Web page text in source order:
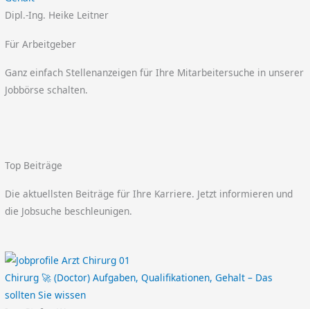
Dipl.-Ing. Heike Leitner
Für Arbeitgeber
Ganz einfach Stellenanzeigen für Ihre Mitarbeitersuche in unserer
Jobbörse schalten.
Top Beiträge
Die aktuellsten Beiträge für Ihre Karriere. Jetzt informieren und
die Jobsuche beschleunigen.
Chirurg 🚀 (Doctor) Aufgaben, Qualifikationen, Gehalt – Das
sollten Sie wissen